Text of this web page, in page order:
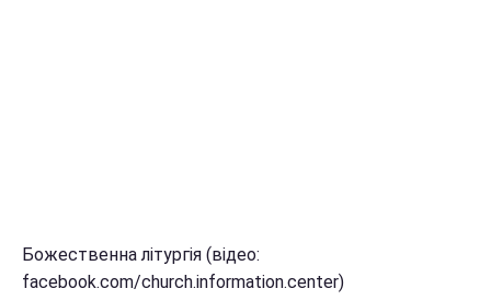
Божественна літургія (відео:
facebook.com/church.information.center)